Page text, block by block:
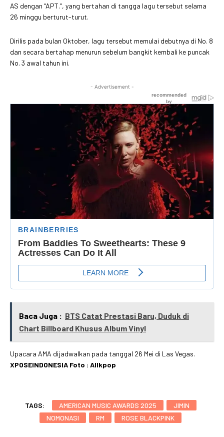
AS dengan “APT.”, yang bertahan di tangga lagu tersebut selama
26 minggu berturut-turut.
Dirilis pada bulan Oktober, lagu tersebut memulai debutnya di No. 8
dan secara bertahap menurun sebelum bangkit kembali ke puncak
No. 3 awal tahun ini.
- Advertisement -
Baca Juga : BTS Catat Prestasi Baru, Duduk di
Chart Billboard Khusus Album Vinyl
Upacara AMA dijadwalkan pada tanggal 26 Mei di Las Vegas.
XPOSEINDONESIA Foto : Allkpop
TAGS: AMERICAN MUSIC AWARDS 2025
JIMIN
NOMONASI
RM ROSE BLACKPINK